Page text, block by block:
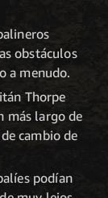
obstáculos
a menudo.
Thorpe
más largo de
cambio de
podían